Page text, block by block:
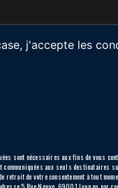
j'accepte les
sont nécessaires aux fins de
communiquées aux seuls
retrait de votre consentement à tout